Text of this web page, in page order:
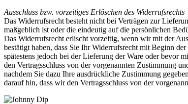
Ausschluss bzw. vorzeitiges Erlöschen des Widerrufsrechts
Das Widerrufsrecht besteht nicht bei Verträgen zur
maßgeblich ist oder die eindeutig auf die persönlichen
Das Widerrufsrecht erlischt vorzeitig, wenn wir mit der
bestätigt haben, dass Sie Ihr Widerrufsrecht mit Beginn
spätestens jedoch bei der Lieferung der Ware oder bevor
den Vertragsschluss von der vorgenannten Zustimmung
nachdem Sie dazu Ihre ausdrückliche Zustimmung
darauf hin, dass wir den Vertragsschluss von der